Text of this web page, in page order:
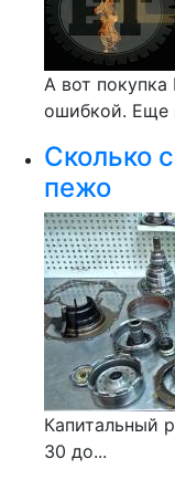
А вот покупка
ошибкой. Еще
Сколько
пежо
Капитальный
30 до...